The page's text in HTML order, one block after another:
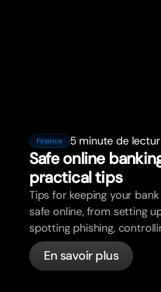
Finance 5 minute de
Safe online
practical tips
Tips for keeping your
safe online, from setting
spotting phishing,
cards, and what bunq
automatically.
En savoir plus